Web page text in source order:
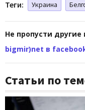
Теги: Украина
Не пропусти
bigmir)net в
Статьи по